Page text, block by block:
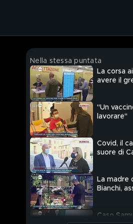
Nella stessa puntata
La corsa
avere il
"Un
lavorare"
Covid, il
suore di
La madre
Bianchi,
Caso